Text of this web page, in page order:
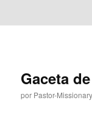
Gaceta
por Pastor-